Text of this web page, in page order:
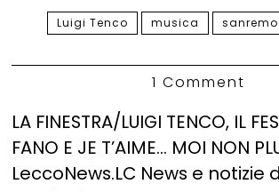
Luigi Tenco musica sanremo
1 Comment
LA FINESTRA/LUIGI TENCO, IL
FANO E JE T’AIME… MOI NON
LeccoNews.LC News e notizie